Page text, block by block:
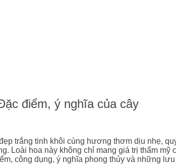
điểm, ý nghĩa của cây
trắng tinh khôi cùng hương thơm dịu nhẹ,
Loài hoa này không chỉ mang giá trị thẩm
công dụng, ý nghĩa phong thủy và những